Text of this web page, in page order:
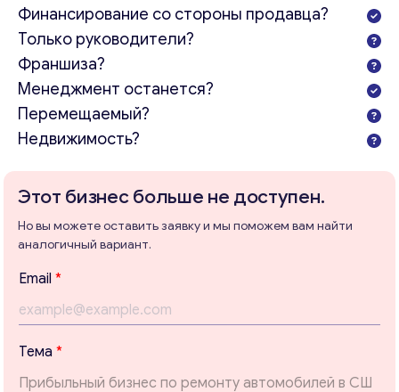
Финансирование со стороны продавца?
Только руководители?
Франшиза?
Менеджмент останется?
Перемещаемый?
Недвижимость?
Этот бизнес больше не доступен.
Но вы можете оставить заявку и мы поможем вам найти
аналогичный вариант.
Email *
Тема *